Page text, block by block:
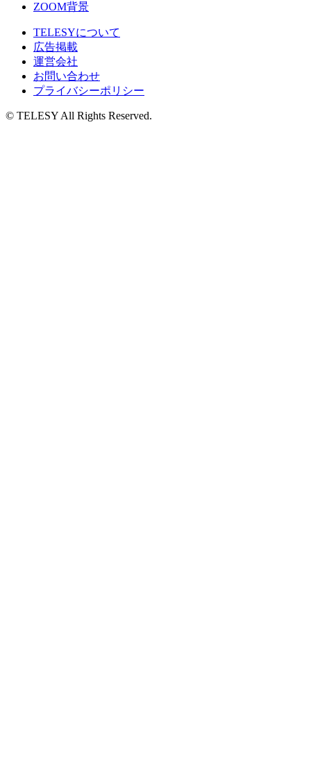
ZOOM背景
TELESYについて
広告掲載
運営会社
お問い合わせ
プライバシーポリシー
© TELESY All Rights Reserved.